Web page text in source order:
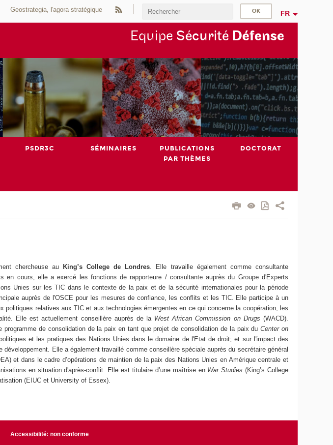
Geostrategia, l'agora stratégique FR
Equipe Sécurité Défense
PSDR3C SÉMINAIRES
PUBLICATIONS
PAR THÈMES
DOCTORAT
chercheuse au King’s College de Londres . Elle travaille également comme consultante
en cours, elle a exercé les fonctions de rapporteure / consultante auprès du Groupe d'Experts
Unies sur les TIC dans le contexte de la paix et de la sécurité internationales pour la période
auprès de l'OSCE pour les mesures de confiance, les conflits et les TIC. Elle participe à un
politiques relatives aux TIC et aux technologies émergentes en ce qui concerne la coopération, les
Elle est actuellement conseillère auprès de la West African Commission on Drugs (WACD).
programme de consolidation de la paix en tant que projet de consolidation de la paix duCenter on
et les pratiques des Nations Unies dans le domaine de l'Etat de droit; et sur l'impact des
Elle a également travaillé comme conseillère spéciale auprès du secrétaire général
et dans le cadre d’opérations de maintien de la paix des Nations Unies en Amérique centrale et
en situation d'après-conflit. Elle est titulaire d’une maîtrise en War Studies (King’s College
(EIUC et University of Essex).
Accessibilité: non conforme